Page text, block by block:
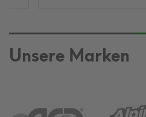
Unsere Marken